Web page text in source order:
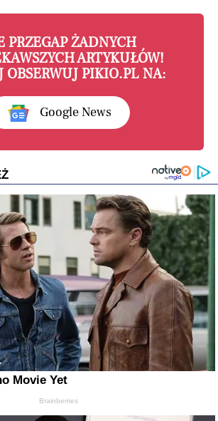
PRZEGAP ŻADNYCH
ARTYKUŁÓW!
OBSERWUJ PIKIO.PL NA:
Google News
Movie Yet
Brainberries